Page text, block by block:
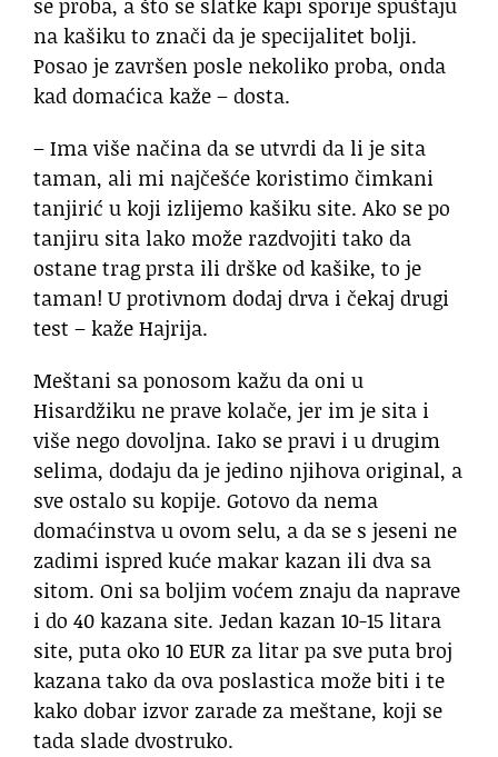
na kašiku to znači da je specijalitet bolji.
Posao je završen posle nekoliko proba, onda
kad domaćica kaže – dosta.
– Ima više načina da se utvrdi da li je sita
taman, ali mi najčešće koristimo čimkani
tanjirić u koji izlijemo kašiku site. Ako se po
tanjiru sita lako može razdvojiti tako da
ostane trag prsta ili drške od kašike, to je
taman! U protivnom dodaj drva i čekaj drugi
test – kaže Hajrija.
Meštani sa ponosom kažu da oni u
Hisardžiku ne prave kolače, jer im je sita i
više nego dovoljna. Iako se pravi i u drugim
selima, dodaju da je jedino njihova original, a
sve ostalo su kopije. Gotovo da nema
domaćinstva u ovom selu, a da se s jeseni ne
zadimi ispred kuće makar kazan ili dva sa
sitom. Oni sa boljim voćem znaju da naprave
i do 40 kazana site. Jedan kazan 10-15 litara
site, puta oko 10 EUR za litar pa sve puta broj
kazana tako da ova poslastica može biti i te
kako dobar izvor zarade za meštane, koji se
tada slade dvostruko.